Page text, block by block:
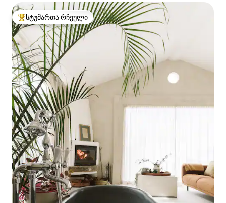
სტუმართა რჩეული მოწინავე ვარიანტი
სტუმართა რჩეული